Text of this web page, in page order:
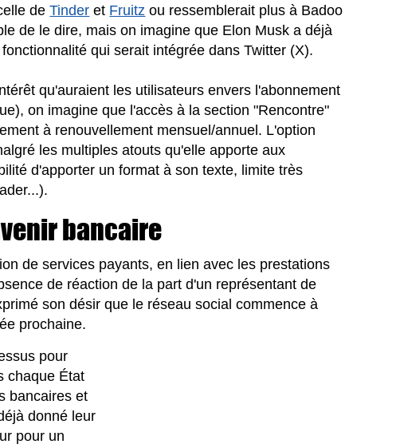
deTinder et Fruitz ou ressemblerait plus à Badoo
de le dire, mais on imagine que Elon Musk a déjà
qui serait intégrée dans Twitter (X).
qu'auraient les utilisateurs envers l'abonnement
on imagine que l'accès à la section "Rencontre"
à renouvellement mensuel/annuel. L'option
les multiples atouts qu'elle apporte aux
d'apporter un format à son texte, limite très
bancaire
de services payants, en lien avec les prestations
de réaction de la part d'un représentant de
son désir que le réseau social commence à
prochaine.
pour
chaque État
bancaires et
donné leur
pour un